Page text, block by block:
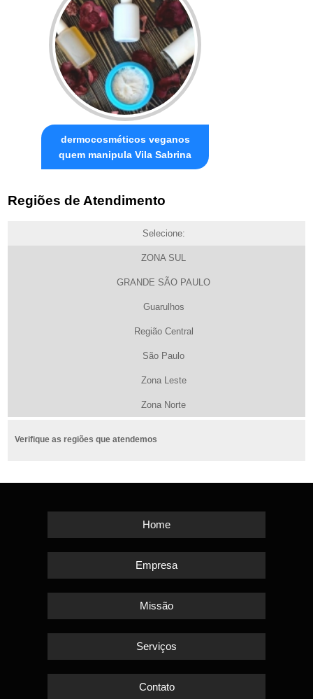
dermocosméticos veganos
quem manipula Vila Sabrina
Regiões de Atendimento
Selecione:
ZONA SUL
GRANDE SÃO PAULO
Guarulhos
Região Central
São Paulo
Zona Leste
Zona Norte
Verifique as regiões que atendemos
Home
Empresa
Missão
Serviços
Contato